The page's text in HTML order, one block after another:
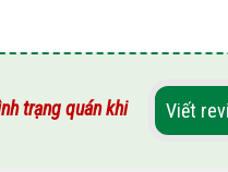
trạng quán khi Viết